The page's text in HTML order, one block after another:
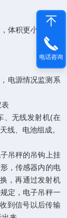
体积更小，智能
电源情况监测系
表
、无线发射机(在
线、电池组成。
吊秤的吊钩上挂
，传感器内的电
，再通过发射机
定，电子吊秤一
到信号以后传输
电话咨询